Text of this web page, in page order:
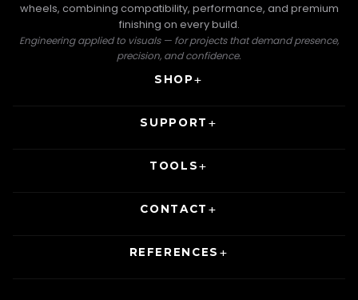
wheels, combining compatibility, performance, and premium
finishing on every build.
Engineering applied to visuals — for projects that demand presence,
precision, and confidence.
SHOP
SUPPORT
TOOLS
CONTACT
REFERENCES